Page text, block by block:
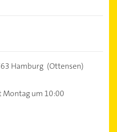
Hamburg (Ottensen)
Montag um 10:00